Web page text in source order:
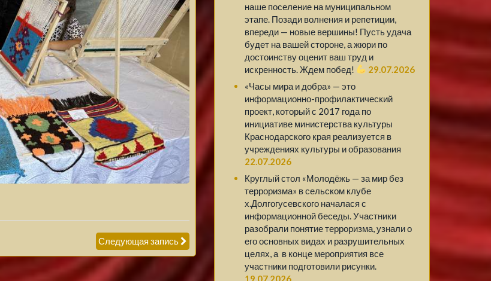
Следующая запись
наше поселение на муниципальном
этапе. Позади волнения и репетиции,
впереди — новые вершины! Пусть удача
будет на вашей стороне, а жюри по
достоинству оценит ваш труд и
искренность. Ждем побед!
29.07.2026
«Часы мира и добра» — это
информационно-профилактический
проект, который с 2017 года по
инициативе министерства культуры
Краснодарского края реализуется в
учреждениях культуры и образования
22.07.2026
Круглый стол «Молодёжь — за мир без
терроризма» в сельском клубе
х.Долгогусевского началася с
информационной беседы. Участники
разобрали понятие терроризма, узнали о
его основных видах и разрушительных
целях, а в конце мероприятия все
участники подготовили рисунки.
19.07.2026